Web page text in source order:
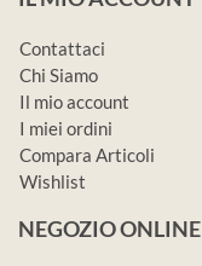
Contattaci
Chi Siamo
Il mio account
I miei ordini
Compara Articoli
Wishlist
NEGOZIO ONLINE